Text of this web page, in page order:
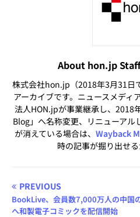
About hon.jp
株式会社hon.jp（2018年3月31日
アーカイブです。ニュースメデ
法人HON.jpが事業継承し、2018
Blog」へ名称変更、リニューアル
が消えている場合は、 Wayback
時の記事が掘り出せる
PREVIOUS
BookLive、会員数7,000万人の中国
へ和製電子コミックを配信開始